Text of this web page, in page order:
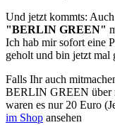
Und jetzt kommts:
"BERLIN GREEN"
Ich hab mir sofort eine
geholt und bin jetzt mal
Falls Ihr auch
BERLIN GREEN über
waren es nur 20 Euro
im Shop ansehen